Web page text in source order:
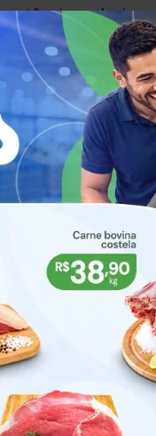
mais de
Quem conduz a
os professores